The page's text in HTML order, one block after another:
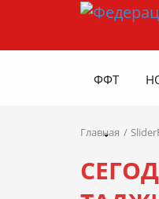
ФФТ
Главная